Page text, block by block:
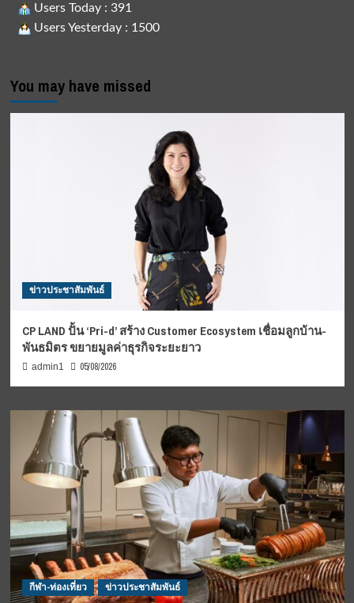
Users Today : 391
Users Yesterday : 1500
You may have missed
ข่าวประชาสัมพันธ์
CP LAND ปั้น ‘Pri-d’ สร้าง Customer Ecosystem เชื่อมลูกบ้าน-
พันธมิตร ขยายมูลค่าธุรกิจระยะยาว
admin1 05/08/2026
กีฬา-ท่องเที่ยว ข่าวประชาสัมพันธ์